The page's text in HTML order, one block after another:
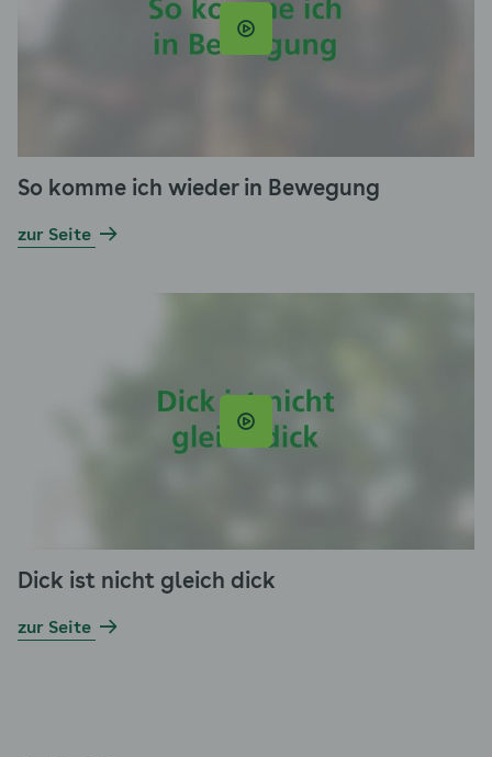
So komme ich wieder in Bewegung
zur Seite
Dick ist nicht gleich dick
zur Seite